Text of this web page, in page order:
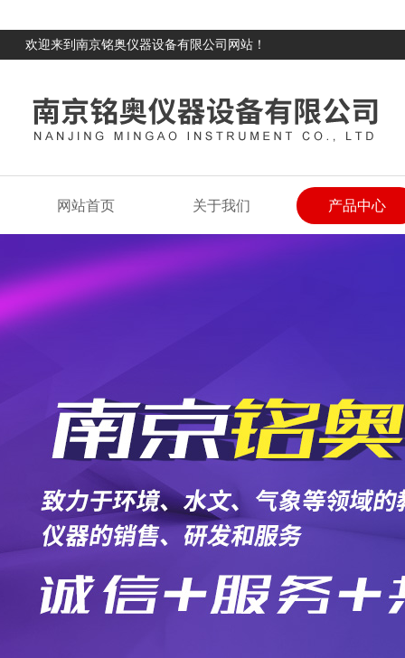
欢迎来到南京铭奥仪器设备有限公司网站！
网站首页 关于我们 产品中心